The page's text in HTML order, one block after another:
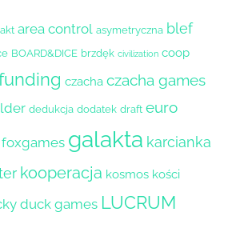
area control asymetryczna blef
BOARD&DICE brzdęk civilization coop
czacha czacha games
dedukcja dodatek draft euro
foxgames galakta karcianka
kooperacja kosmos kości
duck games LUCRUM